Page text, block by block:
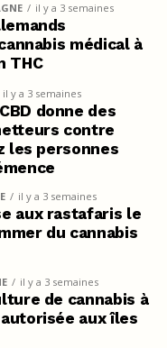
il y a 3 semaines
médical à
THC
il y a 3 semaines
donne des
contre
les personnes
il y a 3 semaines
aux rastafaris le
du cannabis
il y a 3 semaines
de cannabis à
aux îles